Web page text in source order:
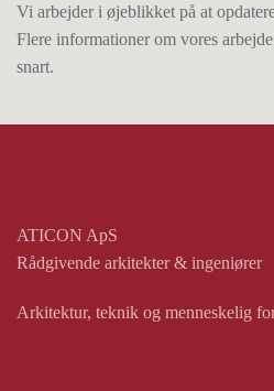
Vi arbejder i øjeblikket på at
Flere informationer om vores
snart.
ATICON ApS
Rådgivende arkitekter & ingeniører
Arkitektur, teknik og menneskelig